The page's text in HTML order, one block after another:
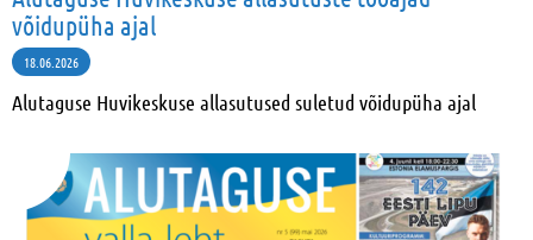
võidupüha ajal
18.06.2026
Alutaguse Huvikeskuse allasutused suletud võidupüha ajal